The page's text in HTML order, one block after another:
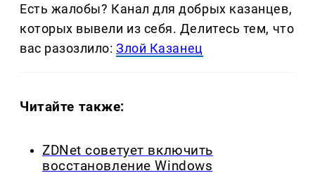
Есть жалобы? Канал для добрых казанцев,
которых вывели из себя. Делитеcь тем, что
вас разозлило:Злой Казанец
Читайте также:
ZDNet советует включить
восстановление Windows